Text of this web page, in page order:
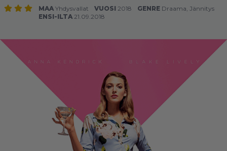
MAA Yhdysvallat VUOSI 2018 GENRE Draama Jännitys
ENSI-ILTA 21.09.2018